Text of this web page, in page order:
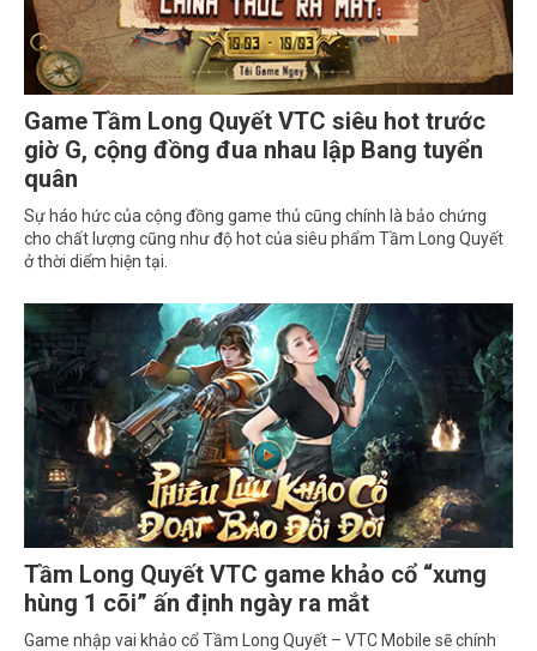
Game Tầm Long Quyết VTC siêu hot trước
giờ G, cộng đồng đua nhau lập Bang tuyển
quân
Sự háo hức của cộng đồng game thủ cũng chính là bảo chứng
cho chất lượng cũng như độ hot của siêu phẩm Tầm Long Quyết
ở thời diểm hiện tại.
Tầm Long Quyết VTC game khảo cổ “xưng
hùng 1 cõi” ấn định ngày ra mắt
Game nhập vai khảo cổ Tầm Long Quyết – VTC Mobile sẽ chính